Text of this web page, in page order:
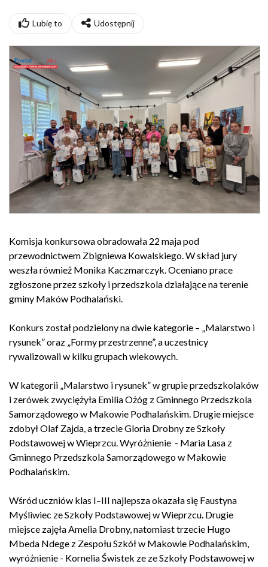
Lubię to Udostępnij
Komisja konkursowa obradowała 22 maja pod
przewodnictwem Zbigniewa Kowalskiego. W skład jury
weszła również Monika Kaczmarczyk. Oceniano prace
zgłoszone przez szkoły i przedszkola działające na terenie
gminy Maków Podhalański.
Konkurs został podzielony na dwie kategorie – „Malarstwo i
rysunek” oraz „Formy przestrzenne”, a uczestnicy
rywalizowali w kilku grupach wiekowych.
W kategorii „Malarstwo i rysunek” w grupie przedszkolaków
i zerówek zwyciężyła Emilia Ożóg z Gminnego Przedszkola
Samorządowego w Makowie Podhalańskim. Drugie miejsce
zdobył Olaf Zajda, a trzecie Gloria Drobny ze Szkoły
Podstawowej w Wieprzcu. Wyróżnienie - Maria Lasa z
Gminnego Przedszkola Samorządowego w Makowie
Podhalańskim.
Wśród uczniów klas I–III najlepsza okazała się Faustyna
Myśliwiec ze Szkoły Podstawowej w Wieprzcu. Drugie
miejsce zajęła Amelia Drobny, natomiast trzecie Hugo
Mbeda Ndege z Zespołu Szkół w Makowie Podhalańskim,
wyróżnienie - Kornelia Świstek ze ze Szkoły Podstawowej w